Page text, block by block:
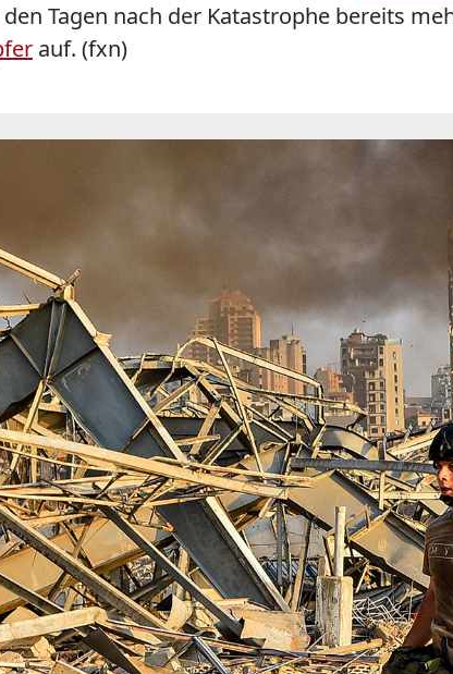
Tagen nach der Katastrophe bereits
auf. (fxn)